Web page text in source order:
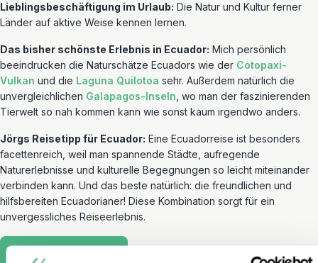
Lieblingsbeschäftigung im Urlaub: Die Natur und Kultur ferner
Länder auf aktive Weise kennen lernen.
Das bisher schönste Erlebnis in Ecuador: Mich persönlich
beeindrucken die Naturschätze Ecuadors wie der Cotopaxi-
Vulkan und die Laguna Quilotoa sehr. Außerdem natürlich die
unvergleichlichen Galapagos-Inseln , wo man der faszinierenden
Tierwelt so nah kommen kann wie sonst kaum irgendwo anders.
Jörgs Reisetipp für Ecuador: Eine Ecuadorreise ist besonders
facettenreich, weil man spannende Städte, aufregende
Naturerlebnisse und kulturelle Begegnungen so leicht miteinander
verbinden kann. Und das beste natürlich: die freundlichen und
hilfsbereiten Ecuadorianer! Diese Kombination sorgt für ein
unvergessliches Reiseerlebnis.
Zu Jörgs Highlight